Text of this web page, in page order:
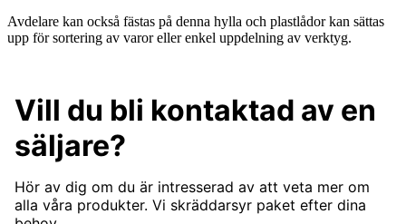
Avdelare kan också fästas på denna hylla och plastlådor kan sättas
upp för sortering av varor eller enkel uppdelning av verktyg.